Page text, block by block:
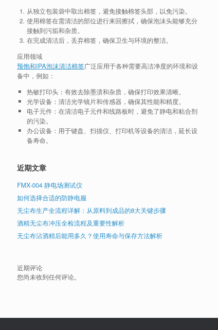
从独立包装袋中取出棉签，避免接触棉签头部，以免污染。
使用棉签在需清洁的部位进行来回擦拭，确保泡沫头能够充分
接触到污垢和杂质。
在完成清洁后，丢弃棉签，确保卫生与环境的整洁。
应用领域
预饱和IPA泡沫清洁棉签广泛应用于各种需要高洁净度的环境和设
备中，例如：
热敏打印头：有效去除墨渍和杂质，确保打印效果清晰。
光学设备 ：清洁光学镜片和传感器，确保其性能和精度。
电子元件：在清洁电子元件和线路板时，避免了静电和粘合剂
的污染。
办公设备 ：用于键盘、扫描仪、打印机等设备的清洁，延长设
备寿命。
近期文章
FMX-004 静电场测试仪
如何选择合适的防静电服
无尘布生产全流程详解：从原料到成品的8大关键步骤
酒精无尘布冲压全检流程及重要性解析
无尘布沾酒精后能用多久？使用寿命与保存方法解析
近期评论
您尚未收到任何评论。